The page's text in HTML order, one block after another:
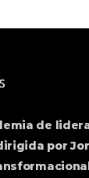
de
por